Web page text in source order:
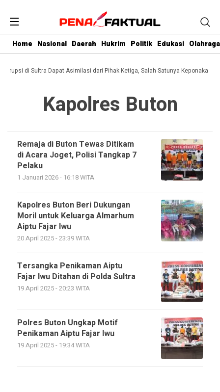
Home Nasional Daerah Hukrim Politik Edukasi Olahraga
di Sultra Dapat Asimilasi dari Pihak Ketiga, Salah Satunya Keponakan
Kapolres Buton
Remaja di Buton Tewas Ditikam
di Acara Joget, Polisi Tangkap 7
Pelaku
1 Januari 2026 - 16:18 WITA
Kapolres Buton Beri Dukungan
Moril untuk Keluarga Almarhum
Aiptu Fajar Iwu
20 April 2025 - 23:39 WITA
Tersangka Penikaman Aiptu
Fajar Iwu Ditahan di Polda Sultra
19 April 2025 - 20:23 WITA
Polres Buton Ungkap Motif
Penikaman Aiptu Fajar Iwu
19 April 2025 - 19:34 WITA